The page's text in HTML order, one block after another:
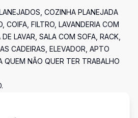
COZINHA PLANEJADA
COIFA, FILTRO, LAVANDERIA COM
LAVAR, SALA COM SOFA, RACK,
CADEIRAS, ELEVADOR, APTO
QUEM NÃO QUER TER TRABALHO